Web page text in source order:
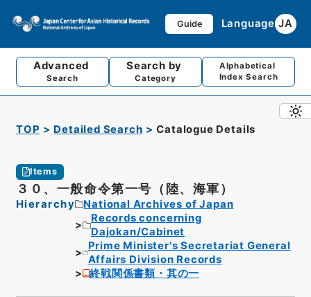
Guide Language JA
Advanced
Search
Search by
Category
Alphabetical
Index Search
TOP Detailed Search Catalogue Details
Items
３０、一般命令第一号（陸、海軍）
Hierarchy
National Archives of Japan
Records concerning
Dajokan/Cabinet
Prime Minister's Secretariat General
Affairs Division Records
終戦関係書類・其の一